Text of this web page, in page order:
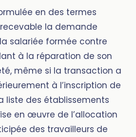
en des termes
la demande
salariée formée contre
à la réparation de son
même si la transaction a
à l’inscription de
liste des établissements
en œuvre de l’allocation
des travailleurs de